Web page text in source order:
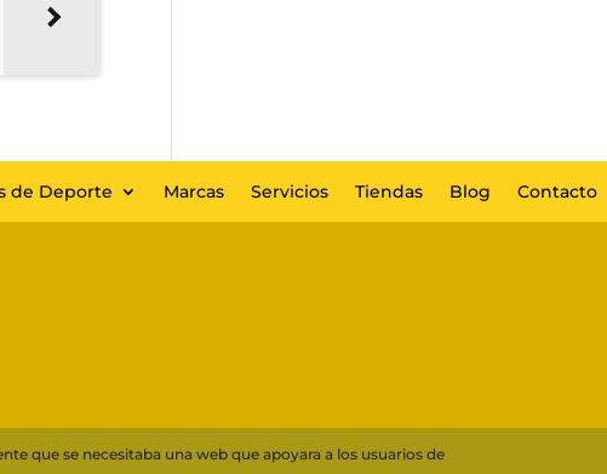
de Deporte Marcas Servicios Tiendas Blog Contacto
que se necesitaba una web que apoyara a los usuarios de